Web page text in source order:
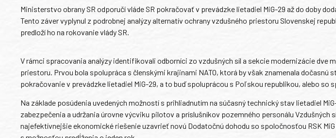
Ministerstvo obrany SR odporučí vláde SR pokračovať v prevádzke lietadiel MiG-29 až do doby
Tento záver vyplynul z podrobnej analýzy alternatív ochrany vzdušného priestoru Slovenskej
predloží ho na rokovanie vlády SR.
V rámci spracovania analýzy identifikovali odborníci zo vzdušných síl a sekcie modernizácie dve
priestoru. Prvou bola spolupráca s členskými krajinami NATO, ktorá by však znamenala
pokračovanie v prevádzke lietadiel MiG-29, a to buď spoluprácou s Poľskou republikou, alebo so
Na základe posúdenia uvedených možností s prihliadnutím na súčasný technický stav lietadiel
zabezpečenia a udržania úrovne výcviku pilotov a príslušníkov pozemného personálu Vzdušných
najefektívnejšie ekonomické riešenie uzavrieť novú Dodatočnú dohodu so spoločnosťou RSK MiG s